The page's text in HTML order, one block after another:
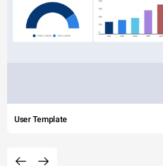
User Template